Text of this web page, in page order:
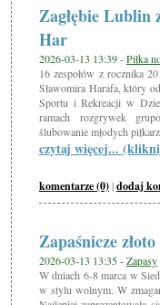
Zagłębie Lublin
Har
2026-03-13 13:39 -Piłka
16 zespołów z rocznika
Sławomira Harafa, który
Sportu i Rekreacji w
ramach rozgrywek
ślubowanie młodych
czytaj więcej...
komentarze (0)|dodaj
Zapaśnicze
2026-03-13 13:35 -Zapasy
W dniach 6-8 marca w
w stylu wolnym. W